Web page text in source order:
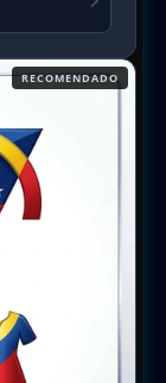
RECOMENDADO